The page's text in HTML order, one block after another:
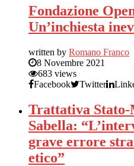
Fondazione
Un’inchiesta
written by Romano Franco
8 Novembre 2021
683 views
Facebook
Twitter
Trattativa Stato-
Sabella:
grave errore
etico”